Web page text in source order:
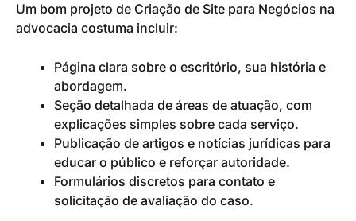
Um bom projeto de Criação de Site para Negócios na
advocacia costuma incluir:
Página clara sobre o escritório, sua história e
abordagem.
Seção detalhada de áreas de atuação, com
explicações simples sobre cada serviço.
Publicação de artigos e notícias jurídicas para
educar o público e reforçar autoridade.
Formulários discretos para contato e
solicitação de avaliação do caso.